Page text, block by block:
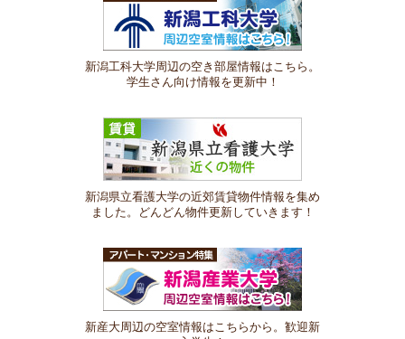
新潟工科大学周辺の空き部屋情報はこちら。
学生さん向け情報を更新中！
新潟県立看護大学の近郊賃貸物件情報を集め
ました。どんどん物件更新していきます！
新産大周辺の空室情報はこちらから。歓迎新